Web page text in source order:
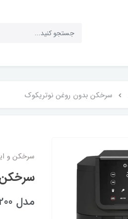
سرخکن بدون روغن نوتریکوک
سرخکن و
مدل AFS200